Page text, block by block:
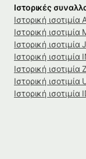
Ιστορικές
Ιστορική ισοτιμία
Ιστορική ισοτιμία
Ιστορική ισοτιμία
Ιστορική ισοτιμία
Ιστορική ισοτιμία
Ιστορική ισοτιμία
Ιστορική ισοτιμία